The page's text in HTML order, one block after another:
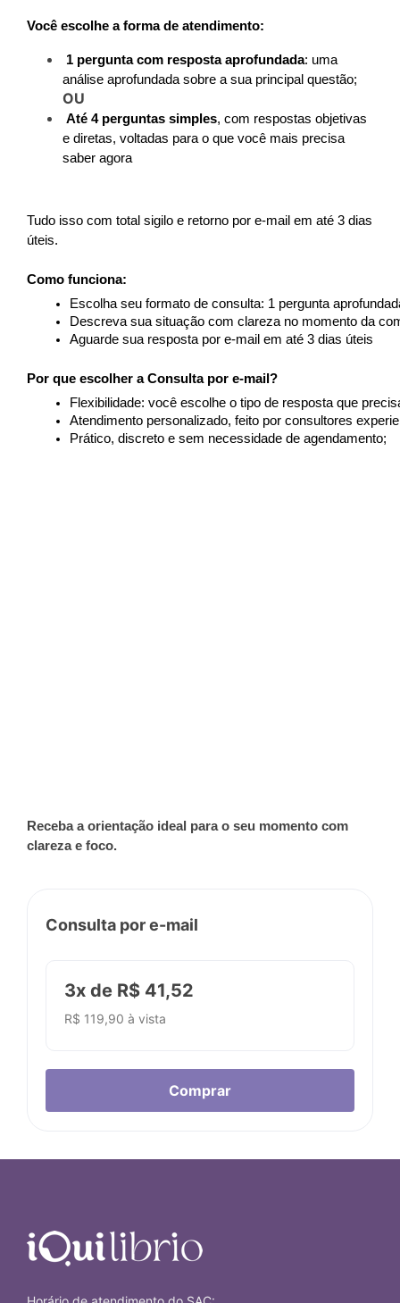
Você escolhe a forma de atendimento:
1 pergunta com resposta aprofundada: uma
OU
Até 4 perguntas simples, com respostas objetivas
e diretas, voltadas para o que você mais precisa
saber agora
Tudo isso com total sigilo e retorno por e-mail em até 3 dias
úteis.
Como funciona:
Escolha seu formato de consulta: 1 pergunta
Descreva sua situação com clareza no momento da
Aguarde sua resposta por e-mail em até 3 dias úteis
Por que escolher a Consulta por e-mail?
Flexibilidade: você escolhe o tipo de resposta que
Atendimento personalizado, feito por consultores
Prático, discreto e sem necessidade de agendamento;
Receba a orientação ideal para o seu momento com
clareza e foco.
Consulta por e-mail
3x de R$ 41,52
R$ 119,90 à vista